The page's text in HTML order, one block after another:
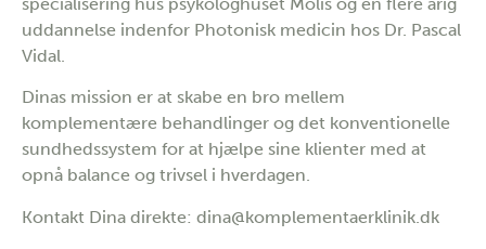
uddannelse indenfor Photonisk medicin hos Dr. Pascal
Vidal.
Dinas mission er at skabe en bro mellem
komplementære behandlinger og det konventionelle
sundhedssystem for at hjælpe sine klienter med at
opnå balance og trivsel i hverdagen.
Kontakt Dina direkte: dina@komplementaerklinik.dk